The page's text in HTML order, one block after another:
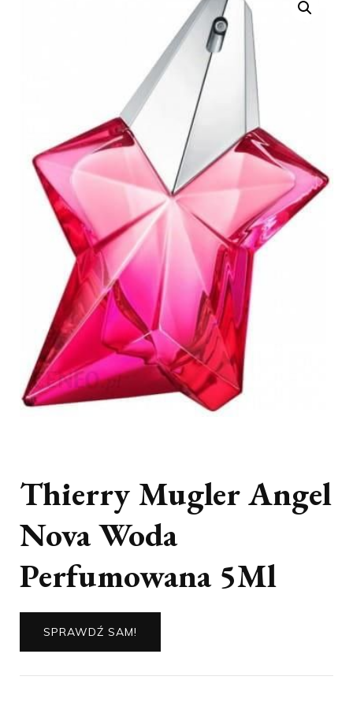
Thierry Mugler Angel
Nova Woda
Perfumowana 5Ml
SPRAWDŹ SAM!